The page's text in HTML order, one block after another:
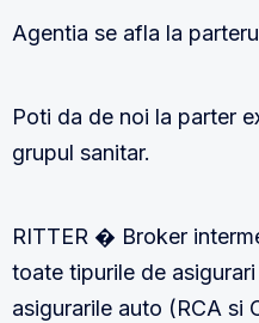
Agentia se afla la
Poti da de noi la parter
grupul sanitar.
RITTER � Broker
toate tipurile de
asigurarile auto (RCA si